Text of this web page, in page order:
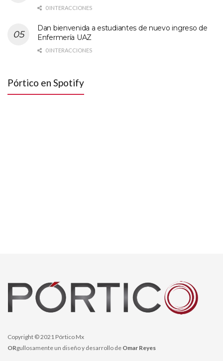
0 INTERACCIONES
Dan bienvenida a estudiantes de nuevo ingreso de
Enfermería UAZ
0 INTERACCIONES
Pórtico en Spotify
Copyright © 2021 Pórtico Mx
ORgullosamente un diseño y desarrollo de Omar Reyes